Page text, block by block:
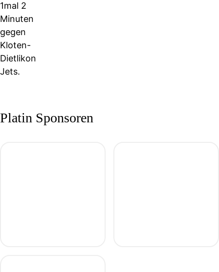
1mal 2
Minuten
gegen
Kloten-
Dietlikon
Jets.
Platin Sponsoren